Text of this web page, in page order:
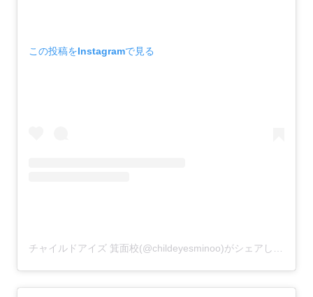
この投稿をInstagramで見る